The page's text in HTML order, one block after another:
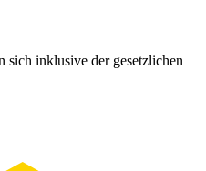
sich inklusive der gesetzlichen